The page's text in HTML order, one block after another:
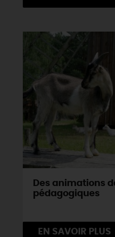
Des animations
pédagogiques
EN SAVOIR PLUS